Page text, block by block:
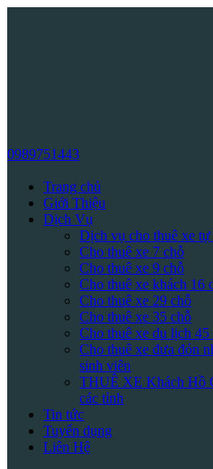
0989751443
Trang chủ
Giới Thiệu
Dịch Vụ
Dịch vụ cho thuê xe
Cho thuê xe 7 chỗ
Cho thuê xe 9 chỗ
Cho thuê xe khách 16
Cho thuê xe 29 chỗ
Cho thuê xe 35 chỗ
Cho thuê xe du lịch 45
Cho thuê xe đưa đón
sinh viên
THUÊ XE Khách Hồ
các tỉnh
Tin tức
Tuyển dụng
Liên Hệ